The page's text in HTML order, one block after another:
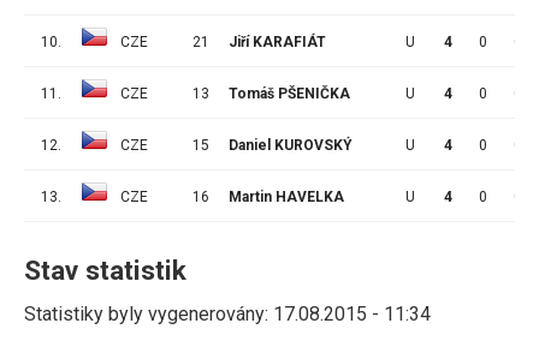
10. CZE 21 Jiří KARAFIÁT U 4 0 0
11. CZE 13 Tomáš PŠENIČKA U 4 0 0
12. CZE 15 Daniel KUROVSKÝ U 4 0 0
13. CZE 16 Martin HAVELKA U 4 0 0
Stav statistik
Statistiky byly vygenerovány: 17.08.2015 - 11:34